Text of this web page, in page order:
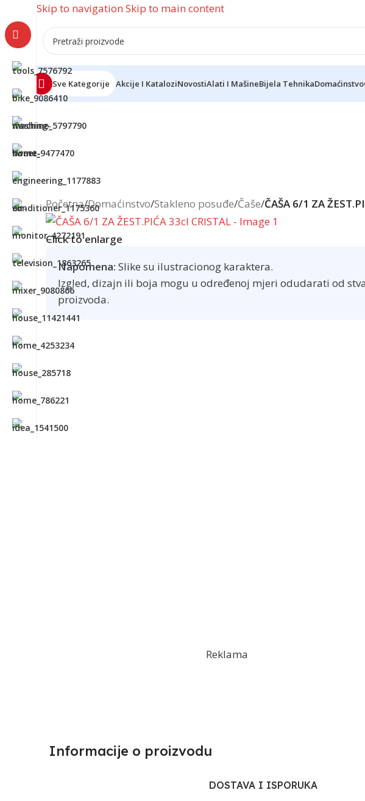
Skip to navigation Skip to main content
Sve Kategorije Akcije I KataloziNovostiAlati I MašineBijela TehnikaDomaćinstvo
Reklama
Početna/Domaćinstvo/Stakleno posuđe/Čaše/ČAŠA 6/1 ZA
Click to enlarge
Napomena: Slike su ilustracionog karaktera.
Izgled, dizajn ili boja mogu u određenoj mjeri odudarati od
proizvoda.
Reklama
Informacije o proizvodu​
DOSTAVA I ISPORUKA